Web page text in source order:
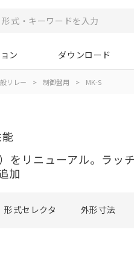
ン ダウンロード
リレー > 制御盤用 > MK-S
をリニューアル。ラッ
加
形式セレクタ 外形寸法